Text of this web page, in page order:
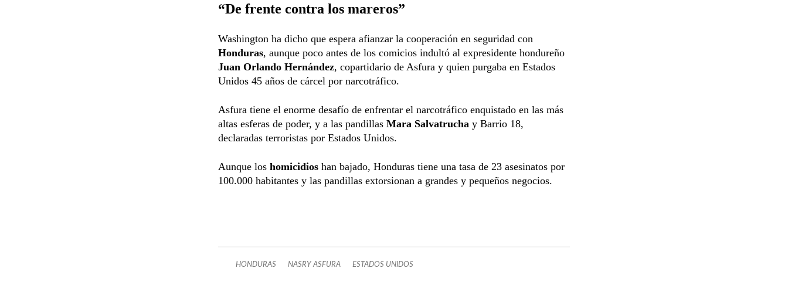
“De frente contra los mareros”
Washington ha dicho que espera afianzar la cooperación en seguridad con
Honduras, aunque poco antes de los comicios indultó al expresidente hondureño
Juan Orlando Hernández, copartidario de Asfura y quien purgaba en Estados
Unidos 45 años de cárcel por narcotráfico.
Asfura tiene el enorme desafío de enfrentar el narcotráfico enquistado en las más
altas esferas de poder, y a las pandillas Mara Salvatrucha y Barrio 18,
declaradas terroristas por Estados Unidos.
Aunque los homicidios han bajado, Honduras tiene una tasa de 23 asesinatos por
100.000 habitantes y las pandillas extorsionan a grandes y pequeños negocios.
HONDURAS NASRY ASFURA ESTADOS UNIDOS